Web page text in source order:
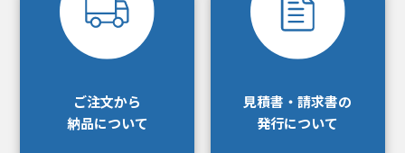
ご注文から
納品について
見積書・請求書の
発行について